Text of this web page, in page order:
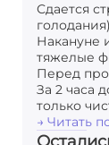
Сдается
Накануне
тяжелые
Перед
За 2 часа
только
→ Читать